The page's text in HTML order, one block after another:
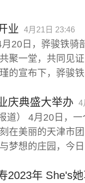
业 4月21日 23:46
20日，骅骏铁骑
聚一堂，共同见
的宣布下，骅骏
庆典盛大举办 4
道） 4月20日，
在美丽的天津市
梦想的庄园，今
2023年 She's